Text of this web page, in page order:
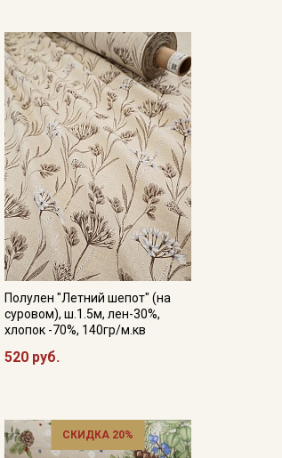
Полулен "Летний шепот" (на
суровом), ш.1.5м, лен-30%,
хлопок -70%, 140гр/м.кв
520 руб.
СКИДКА 20%